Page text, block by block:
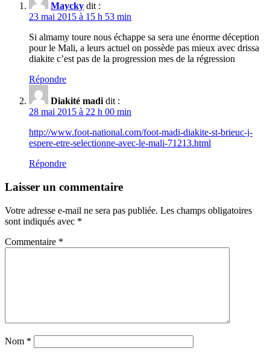
Maycky dit :
23 mai 2015 à 15 h 53 min
Si almamy toure nous échappe sa sera une énorme déception
pour le Mali, a leurs actuel on possède pas mieux avec drissa
diakite c’est pas de la progression mes de la régression
Répondre
Diakité madi dit :
28 mai 2015 à 22 h 00 min
http://www.foot-national.com/foot-madi-diakite-st-brieuc-j-
espere-etre-selectionne-avec-le-mali-71213.html
Répondre
Laisser un commentaire
Votre adresse e-mail ne sera pas publiée. Les champs obligatoires
sont indiqués avec *
Commentaire *
Nom *